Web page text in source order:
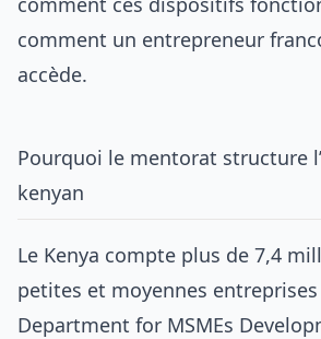
comment un entrepreneur
accède.
Pourquoi le mentorat structure
kenyan
Le Kenya compte plus de 7,4
petites et moyennes
Department for MSMEs